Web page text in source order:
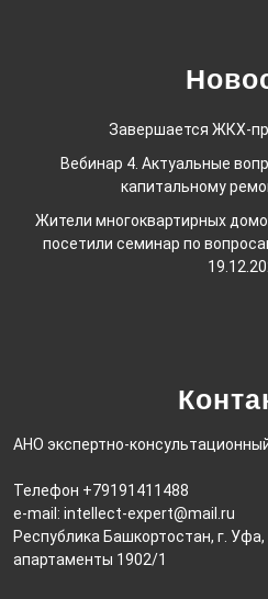
Завершается ЖКХ-
Вебинар 4. Актуальные
капитальному
Жители многоквартирных
посетили семинар по
АНО экспертно-
Телефон +79191411488
e-mail: intellect-expert@mail.ru
Республика Башкортостан, г. Уфа,
апартаменты 1902/1